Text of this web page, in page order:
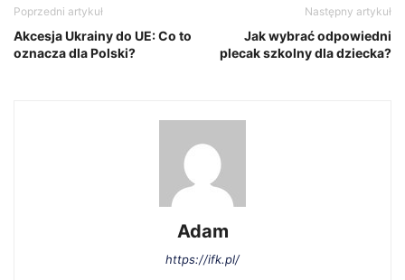
Poprzedni artykuł
Akcesja Ukrainy do UE: Co to
oznacza dla Polski?
Następny artykuł
Jak wybrać odpowiedni
plecak szkolny dla dziecka?
Adam
https://ifk.pl/